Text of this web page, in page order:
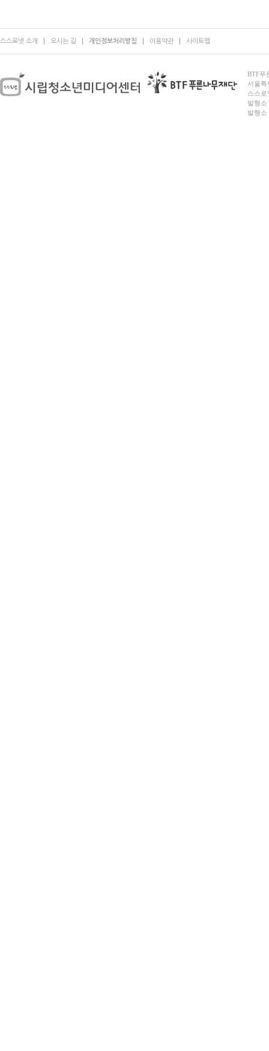
스스로넷 소개 오시는 길 개인정보처리방침 이용약관 사이트맵
BTF푸
서울
스스로
발행소
발행소